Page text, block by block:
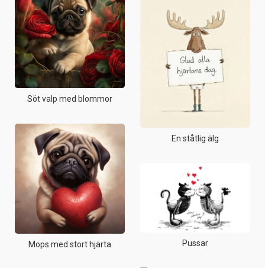
Söt valp med blommor
Mops med stort hjärta
En ståtlig älg
Pussar